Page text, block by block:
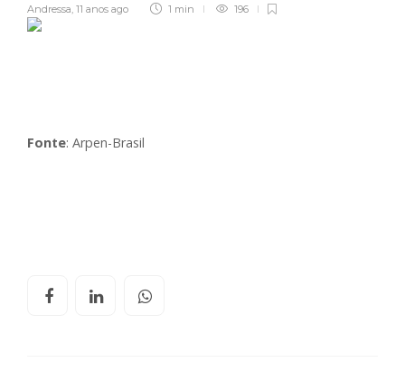
Andressa, 11 anos ago 1 min 196
Fonte: Arpen-Brasil